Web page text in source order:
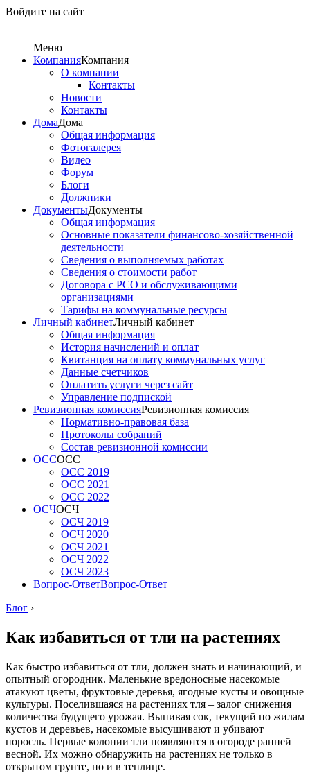
Войдите на сайт
Меню
КомпанияКомпания
О компании
Контакты
Новости
Контакты
ДомаДома
Общая информация
Фотогалерея
Видео
Форум
Блоги
Должники
ДокументыДокументы
Общая информация
Основные показатели финансово-хозяйственной
деятельности
Сведения о выполняемых работах
Сведения о стоимости работ
Договора с РСО и обслуживающими
организациями
Тарифы на коммунальные ресурсы
Личный кабинетЛичный кабинет
Общая информация
История начислений и оплат
Квитанция на оплату коммунальных услуг
Данные счетчиков
Оплатить услуги через сайт
Управление подпиской
Ревизионная комиссияРевизионная комиссия
Нормативно-правовая база
Протоколы собраний
Состав ревизионной комиссии
ОССОСС
ОСС 2019
ОСС 2021
ОСС 2022
ОСЧОСЧ
ОСЧ 2019
ОСЧ 2020
ОСЧ 2021
ОСЧ 2022
ОСЧ 2023
Вопрос-ОтветВопрос-Ответ
Блог ›
Как избавиться от тли на растениях
Как быстро избавиться от тли, должен знать и начинающий, и
опытный огородник. Маленькие вредоносные насекомые
атакуют цветы, фруктовые деревья, ягодные кусты и овощные
культуры. Поселившаяся на растениях тля – залог снижения
количества будущего урожая. Выпивая сок, текущий по жилам
кустов и деревьев, насекомые высушивают и убивают
поросль. Первые колонии тли появляются в огороде ранней
весной. Их можно обнаружить на растениях не только в
открытом грунте, но и в теплице.